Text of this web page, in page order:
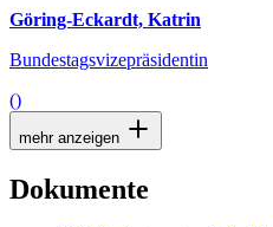
Göring-Eckardt, Katrin
Bundestagsvizepräsidentin
()
mehr anzeigen
Dokumente